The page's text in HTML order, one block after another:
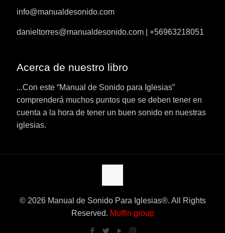
info@manualdesonido.com
danieltorres@manualdesonido.com | +56963218051
Acerca de nuestro libro
...Con este “Manual de Sonido para Iglesias”
comprenderá muchos puntos que se deben tener en
cuenta a la hora de tener un buen sonido en nuestras
iglesias.
© 2026 Manual de Sonido Para Iglesias®. All Rights
Reserved. Muffin group